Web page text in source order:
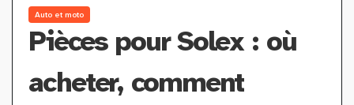
Auto et moto
Pièces pour Solex : où
acheter, comment